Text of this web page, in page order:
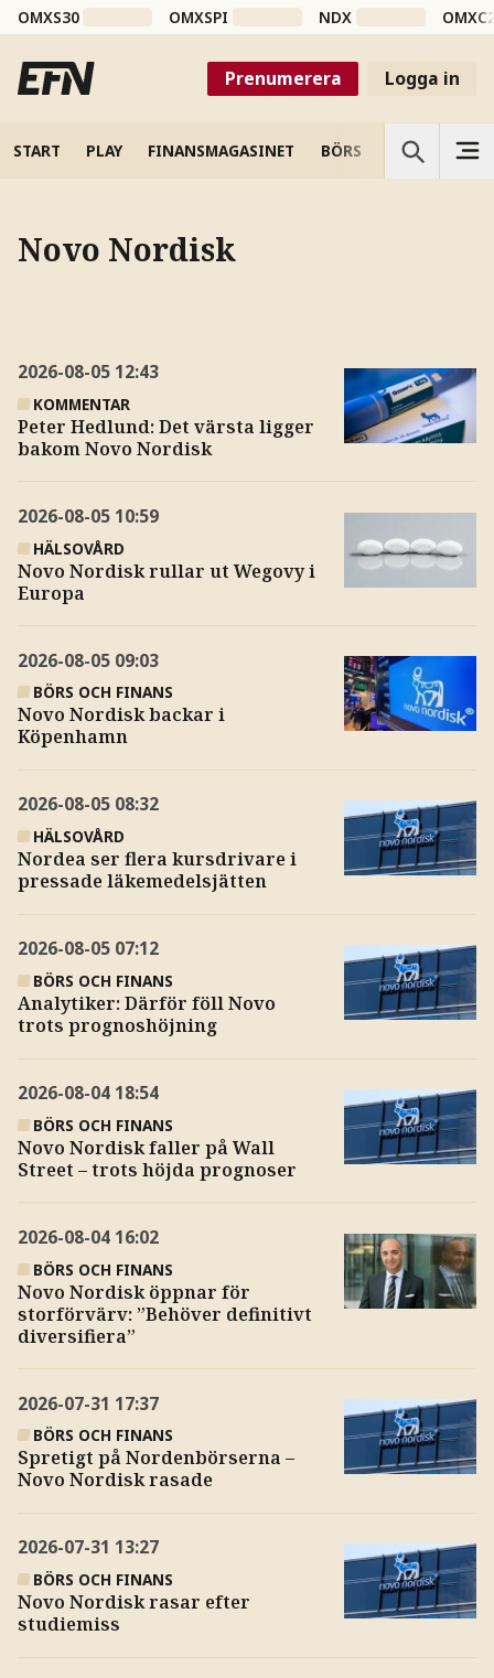
OMXS30 OMXSPI NDX
Prenumerera Logga in
START PLAY FINANSMAGASINET BÖRS VETENSKAP
Novo Nordisk
2026-08-05 12:43
KOMMENTAR
Peter Hedlund: Det värsta ligger
bakom Novo Nordisk
2026-08-05 10:59
HÄLSOVÅRD
Novo Nordisk rullar ut Wegovy i
Europa
2026-08-05 09:03
BÖRS OCH FINANS
Novo Nordisk backar i
Köpenhamn
2026-08-05 08:32
HÄLSOVÅRD
Nordea ser flera kursdrivare i
pressade läkemedelsjätten
2026-08-05 07:12
BÖRS OCH FINANS
Analytiker: Därför föll Novo
trots prognoshöjning
2026-08-04 18:54
BÖRS OCH FINANS
Novo Nordisk faller på Wall
Street – trots höjda prognoser
2026-08-04 16:02
BÖRS OCH FINANS
Novo Nordisk öppnar för
storförvärv: ”Behöver definitivt
diversifiera”
2026-07-31 17:37
BÖRS OCH FINANS
Spretigt på Nordenbörserna –
Novo Nordisk rasade
2026-07-31 13:27
BÖRS OCH FINANS
Novo Nordisk rasar efter
studiemiss